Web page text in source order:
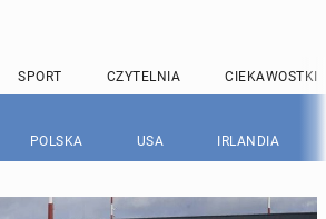
SPORT CZYTELNIA CIEKAWOSTKI
POLSKA USA IRLANDIA